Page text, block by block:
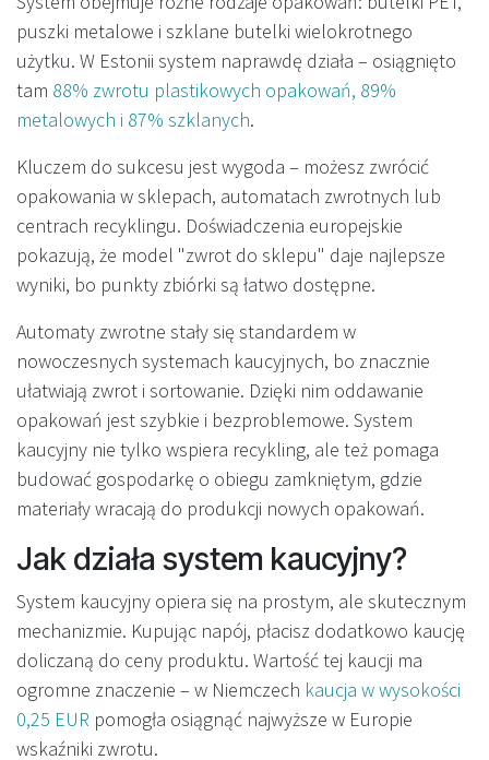
puszki metalowe i szklane butelki wielokrotnego
użytku. W Estonii system naprawdę działa – osiągnięto
tam 88% zwrotu plastikowych opakowań, 89%
metalowych i 87% szklanych.
Kluczem do sukcesu jest wygoda – możesz zwrócić
opakowania w sklepach, automatach zwrotnych lub
centrach recyklingu. Doświadczenia europejskie
pokazują, że model "zwrot do sklepu" daje najlepsze
wyniki, bo punkty zbiórki są łatwo dostępne.
Automaty zwrotne stały się standardem w
nowoczesnych systemach kaucyjnych, bo znacznie
ułatwiają zwrot i sortowanie. Dzięki nim oddawanie
opakowań jest szybkie i bezproblemowe. System
kaucyjny nie tylko wspiera recykling, ale też pomaga
budować gospodarkę o obiegu zamkniętym, gdzie
materiały wracają do produkcji nowych opakowań.
Jak działa system kaucyjny?
System kaucyjny opiera się na prostym, ale skutecznym
mechanizmie. Kupując napój, płacisz dodatkowo kaucję
doliczaną do ceny produktu. Wartość tej kaucji ma
ogromne znaczenie – w Niemczech kaucja w wysokości
0,25 EUR pomogła osiągnąć najwyższe w Europie
wskaźniki zwrotu.